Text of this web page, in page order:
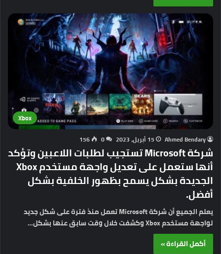
Xbox
Ahmed Bendary 15 أبريل، 2023 0
156
شركة Microsoft تستجيب لطلبات اللاعبين وتؤكد
أنها ستعمل على تعديل واجهة مستخدم Xbox
الجديدة بشكل يسمح بظهور الخلفية بشكل
أفضل.
يعلم الجميع أن شركة Microsoft تعمل منذ فترة على شكل جديد
لواجهة مستخدم Xbox وكشفت خلال وقت سابق عنها بشكل…
أكمل القراءة »